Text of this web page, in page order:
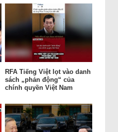
RFA Tiếng Việt lọt vào danh
sách „phản động“ của
chính quyền Việt Nam